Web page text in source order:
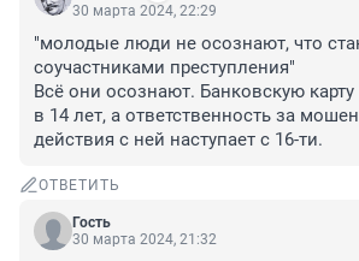
30 марта 2024, 22:29
"молодые люди не осознают, что
соучастниками преступления"
Всё они осознают. Банковскую
в 14 лет, а ответственность за
действия с ней наступает с 16-ти.
ОТВЕТИТЬ
Гость
30 марта 2024, 21:32